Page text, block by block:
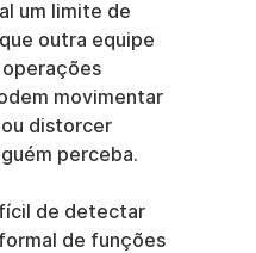
um limite de
outra equipe
operações
movimentar
distorcer
perceba.
de detectar
de funções